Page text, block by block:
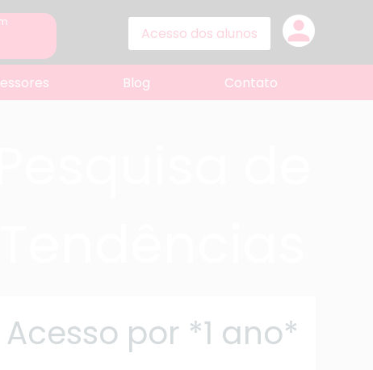
person
Blog
Contato
Acesso por *1 ano*